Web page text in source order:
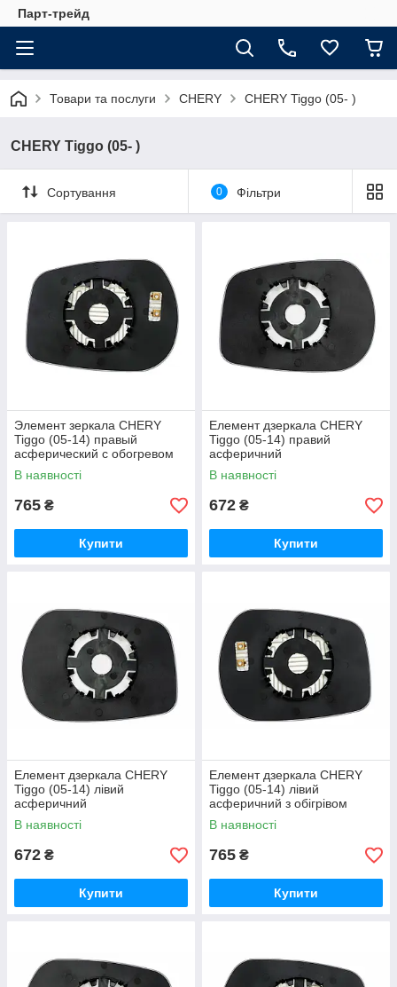
Парт-трейд
Товари та послуги CHERY CHERY Tiggo (05- )
CHERY Tiggo (05- )
Сортування 0 Фільтри
Элемент зеркала CHERY
Tiggo (05-14) правый
асферический с обогревом
В наявності
765 ₴
Купити
Елемент дзеркала CHERY
Tiggo (05-14) правий
асферичний
В наявності
672 ₴
Купити
Елемент дзеркала CHERY
Tiggo (05-14) лівий
асферичний
В наявності
672 ₴
Купити
Елемент дзеркала CHERY
Tiggo (05-14) лівий
асферичний з обігрівом
В наявності
765 ₴
Купити